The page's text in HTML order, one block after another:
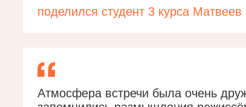
поделился студент 3 курса
Атмосфера встречи была очень